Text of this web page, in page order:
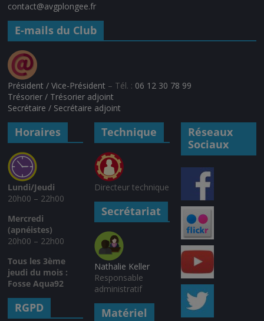
contact@avgplongee.fr
E-mails du Club
Président / Vice-Président – Tél. : 06 12 30 78 99
Trésorier / Trésorier adjoint
Secrétaire / Secrétaire adjoint
Horaires
Lundi/Jeudi
20h00 – 22h00
Mercredi
(apnéistes)
20h00 – 22h00
Tous les 3ème
jeudi du mois :
Fosse Aqua92
RGPD
Technique
Directeur technique
Secrétariat
Nathalie Keller
Responsable
administratif
Matériel
Réseaux
Sociaux